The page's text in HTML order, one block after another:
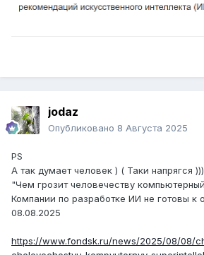
jodaz
Опубликовано 8 Августа 2025
PS
А так думает человек ) ( Таки напрягся
"Чем грозит человечеству
Компании по разработке ИИ не готовы к
08.08.2025
https://www.fondsk.ru/news/2025/08/08/